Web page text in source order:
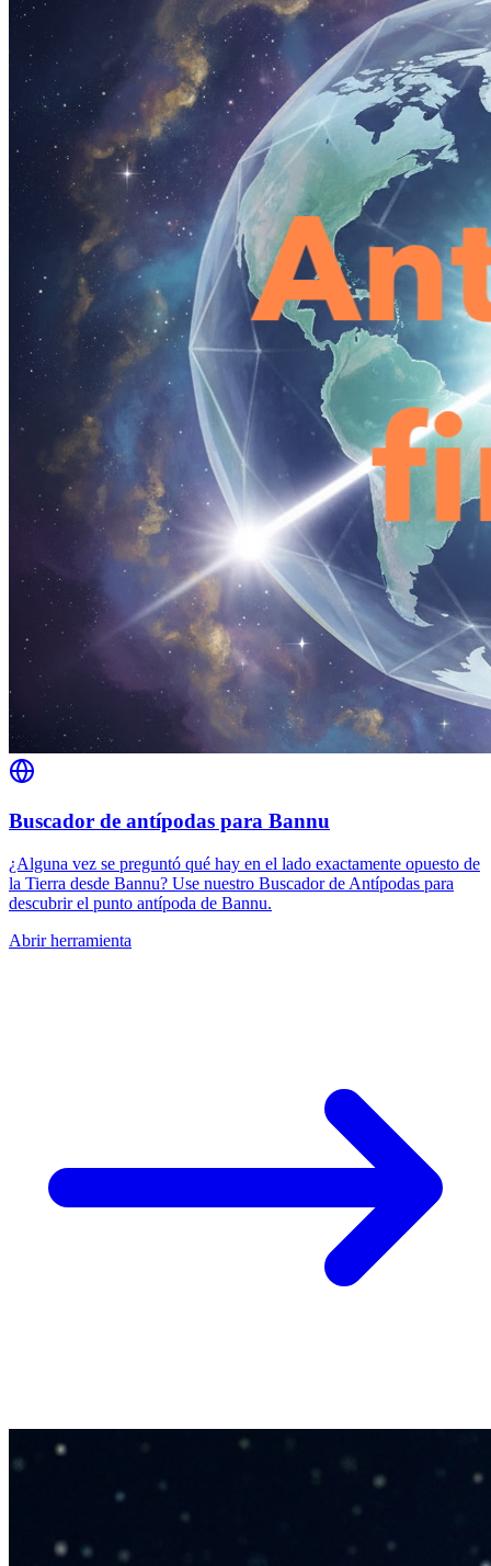
Buscador de antípodas para Bannu
¿Alguna vez se preguntó qué hay en el lado exactamente opuesto de
la Tierra desde Bannu? Use nuestro Buscador de Antípodas para
descubrir el punto antípoda de Bannu.
Abrir herramienta